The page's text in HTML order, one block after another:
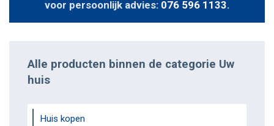
voor persoonlijk advies: 076 596 1133.
Alle producten binnen de categorie Uw
huis
Huis kopen